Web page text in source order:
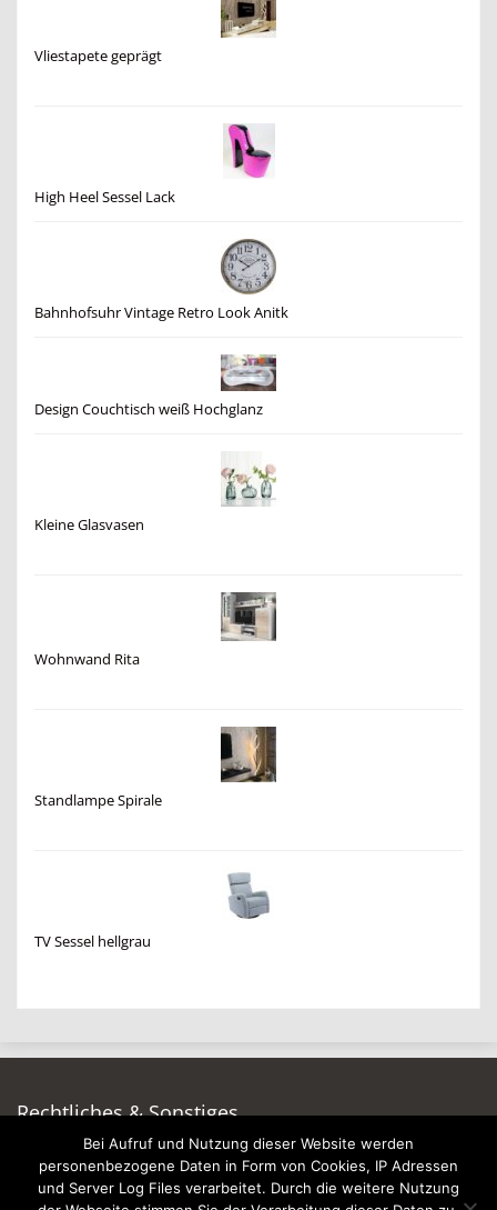
Vliestapete geprägt
High Heel Sessel Lack
Bahnhofsuhr Vintage Retro Look Anitk
Design Couchtisch weiß Hochglanz
Kleine Glasvasen
Wohnwand Rita
Standlampe Spirale
TV Sessel hellgrau
Rechtliches & Sonstiges
Auf dieser Seite werben
Datenschutzerklärung
Bei Aufruf und Nutzung dieser Website werden
personenbezogene Daten in Form von Cookies, IP Adressen
und Server Log Files verarbeitet. Durch die weitere Nutzung